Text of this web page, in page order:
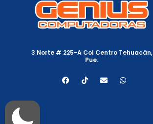
3 Norte # 225-A Col Centro Tehuacán,
Pue.
F
a
T
i
E
n
W
h